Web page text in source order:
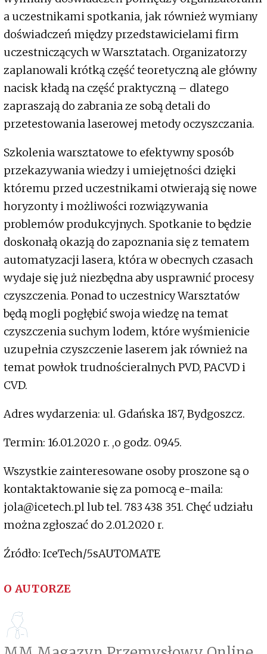
a uczestnikami spotkania, jak również wymiany
doświadczeń między przedstawicielami firm
uczestniczących w Warsztatach. Organizatorzy
zaplanowali krótką część teoretyczną ale główny
nacisk kładą na część praktyczną – dlatego
zapraszają do zabrania ze sobą detali do
przetestowania laserowej metody oczyszczania.
Szkolenia warsztatowe to efektywny sposób
przekazywania wiedzy i umiejętności dzięki
któremu przed uczestnikami otwierają się nowe
horyzonty i możliwości rozwiązywania
problemów produkcyjnych. Spotkanie to będzie
doskonałą okazją do zapoznania się z tematem
automatyzacji lasera, która w obecnych czasach
wydaje się już niezbędna aby usprawnić procesy
czyszczenia. Ponad to uczestnicy Warsztatów
będą mogli pogłębić swoja wiedzę na temat
czyszczenia suchym lodem, które wyśmienicie
uzupełnia czyszczenie laserem jak również na
temat powłok trudnościeralnych PVD, PACVD i
CVD.
Adres wydarzenia: ul. Gdańska 187, Bydgoszcz.
Termin: 16.01.2020 r. ,o godz. 09.45.
Wszystkie zainteresowane osoby proszone są o
kontaktaktowanie się za pomocą e-maila:
jola@icetech.pl lub tel. 783 438 351. Chęć udziału
można zgłoszać do 2.01.2020 r.
Źródło: IceTech/5sAUTOMATE
O AUTORZE